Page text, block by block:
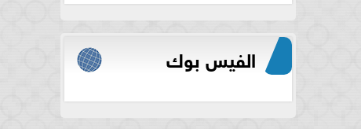
النسائية من خوف...
الفيس بوك